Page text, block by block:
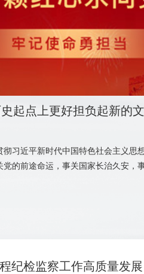
起点上更好担负起新的
彻习近平新时代中国特色社会主义思
党的前途命运，事关国家长治久安，
出重要指示强调，要“围绕在新的历
纪检监察工作高质量发展